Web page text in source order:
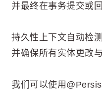
并最终在事务提交或
持久性上下文自动检
并确保所有实体更改
我们可以使用